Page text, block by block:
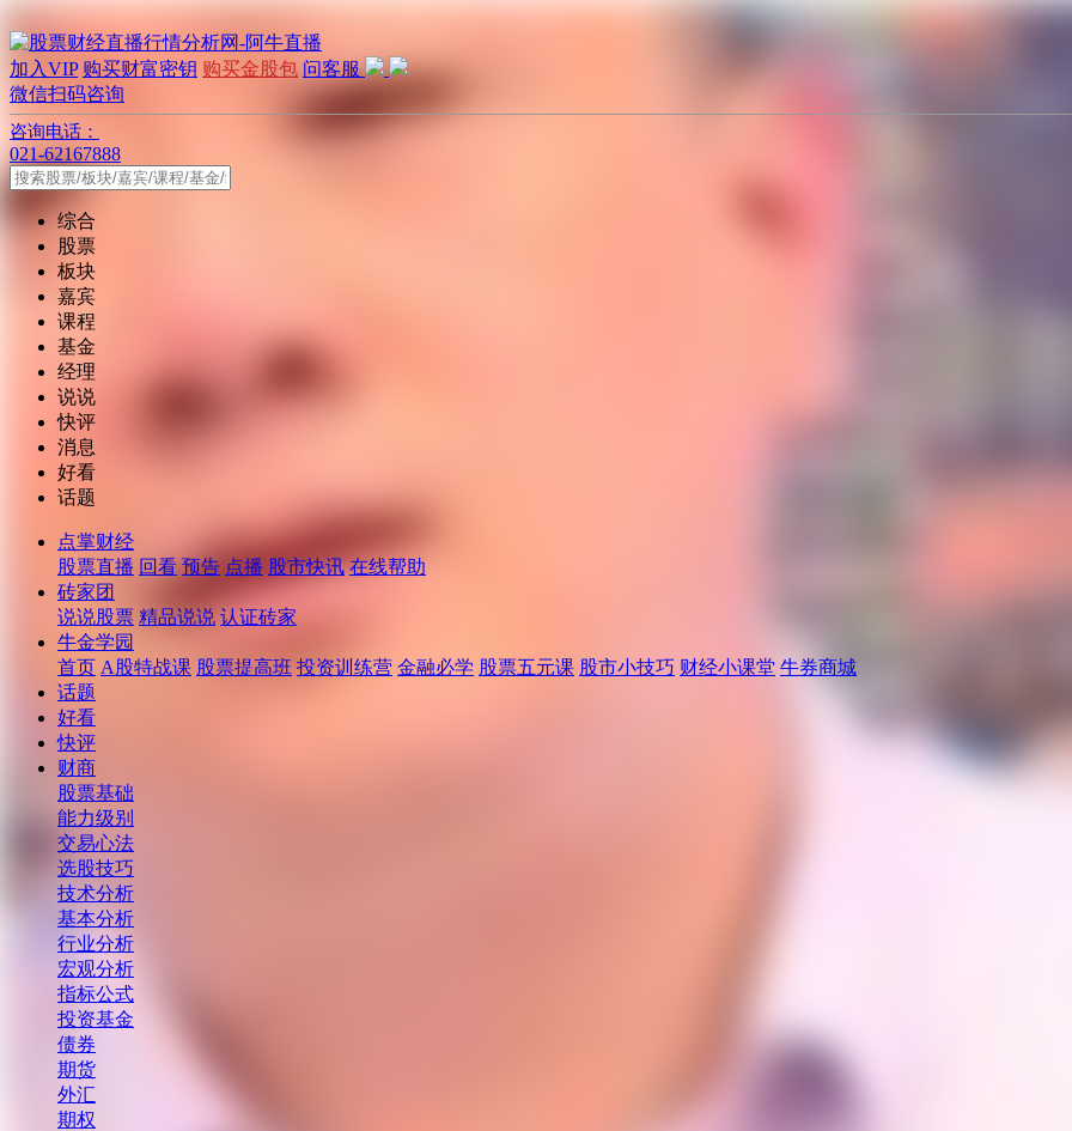
加入VIP 购买财富密钥 购买金股包 问客服
微信扫码咨询
咨询电话：
021-62167888
综合
股票
板块
嘉宾
课程
基金
经理
说说
快评
消息
好看
话题
点掌财经
股票直播 回看 预告 点播 股市快讯 在线帮助
砖家团
说说股票 精品说说 认证砖家
牛金学园
首页 A股特战课 股票提高班 投资训练营 金融必学 股票五元课 股市小技巧 财经小课堂 牛券商城
话题
好看
快评
财商
股票基础
能力级别
交易心法
选股技巧
技术分析
基本分析
行业分析
宏观分析
指标公式
投资基金
债券
期货
外汇
期权